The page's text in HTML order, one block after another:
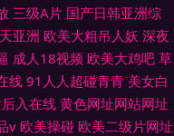
三级A片 国产日韩亚洲综
亚洲 欧美大粗吊人妖 深夜
成人18视频 欧美大鸡吧 草
线91人人超碰青青 美女白
入在线 黄色网址网站网址
v 欧美操碰 欧美二级片网址